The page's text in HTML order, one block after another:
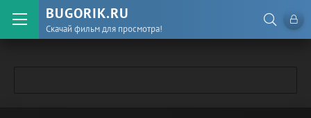
BUGORIK.RU
Скачай фильм для просмотра!